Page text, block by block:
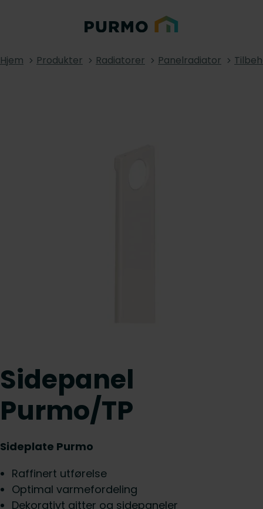
Hjem Produkter Radiatorer Panelradiator
Sidepanel
Purmo/TP
Sideplate Purmo
Raffinert utførelse
Optimal varmefordeling
Dekorativt gitter og sidepaneler